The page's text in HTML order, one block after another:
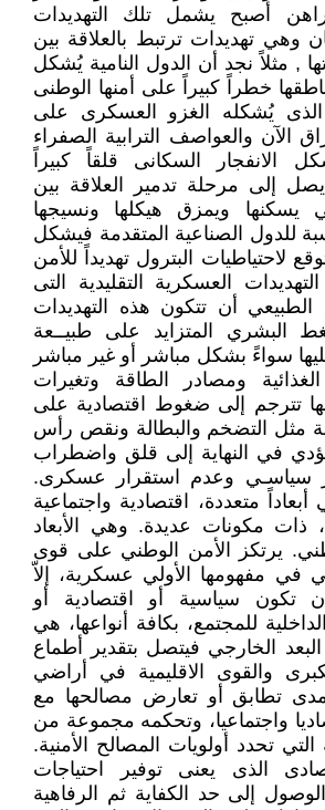
أصبح يشمل تلك التهديدات
وهي تهديدات ترتبط بالعلاقة بين
, مثلاً نجد أن الدول النامية يُشكل
خطراً كبيراً على أمنها الوطنى
يُشكله الغزو العسكرى على
الآن والعواصف الترابية الصفراء
الانفجار السكانى قلقاً كبيراً
إلى مرحلة تدمير العلاقة بين
يسكنها ويمزق هيكلها ونسيجها
للدول الصناعية المتقدمة فيشكل
لاحتياطيات البترول تهديداً للأمن
العسكرية التقليدية التى
أن تتكون هذه التهديدات
البشري المتزايد على طبيــعة
سواءً بشكل مباشر أو غير مباشر
ومصادر الطاقة وتغيرات
تترجم إلى ضغوط اقتصادية على
مثل التضخم والبطالة ونقص رأس
يؤدي في النهاية إلى قلق واضطراب
سياسـي وعدم استقرار عسكرى.
متعددة، اقتصادية واجتماعية
ذات مكونات عديدة. وهي الأبعاد
يرتكز الأمن الوطني على قوى
في مفهومها الأولي عسكرية، إلاّ
تكون سياسية أو اقتصادية أو
للمجتمع، بكافة أنواعها، هي
البعد الخارجي فيتصل بتقدير أطماع
والقوى الاقليمية في أراضي
ومدى تطابق أو تعارض مصالحها مع
واجتماعيا، وتحكمه مجموعة من
التي تحدد أولويات المصالح الأمنية.
الذى يعنى توفير احتياجات
إلى حد الكفاية ثم الرفاهية